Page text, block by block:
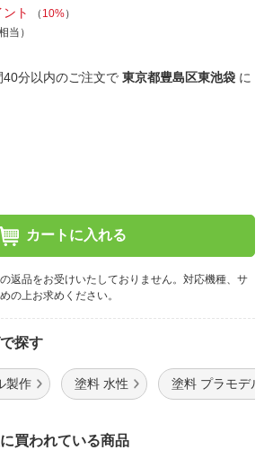
ト （ 10%）
当）
40分以内のご注文で 東京都豊島区東池袋 に
カートに入れる
返品をお受けいたしておりません。対応機種、サ
の上お求めください。
探す
製作 塗料 水性 塗料 プラモデ
買われている商品